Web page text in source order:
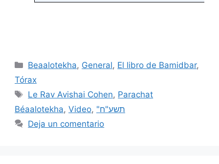
Beaalotekha, General, El libro de Bamidbar,
Tórax
Le Rav Avishai Cohen, Parachat
Béaalotekha, Video,
"תשע"ח
Deja un comentario